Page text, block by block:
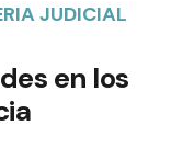
JUDICIAL
en los